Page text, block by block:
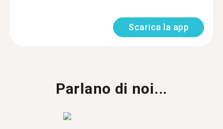
Scarica la app
Parlano di noi...